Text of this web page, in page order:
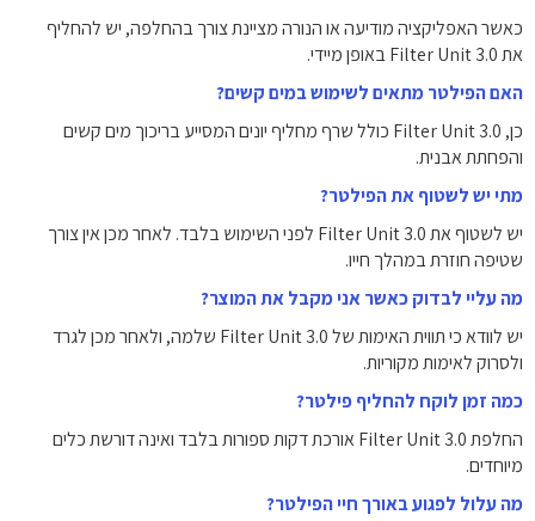
כאשר האפליקציה מודיעה או הנורה מציינת צורך בהחלפה, יש להחליף
את Filter Unit 3.0 באופן מיידי.
האם הפילטר מתאים לשימוש במים קשים?
כן, Filter Unit 3.0 כולל שרף מחליף יונים המסייע בריכוך מים קשים
והפחתת אבנית.
מתי יש לשטוף את הפילטר?
יש לשטוף את Filter Unit 3.0 לפני השימוש בלבד. לאחר מכן אין צורך
שטיפה חוזרת במהלך חייו.
מה עליי לבדוק כאשר אני מקבל את המוצר?
יש לוודא כי תווית האימות של Filter Unit 3.0 שלמה, ולאחר מכן לגרד
ולסרוק לאימות מקוריות.
כמה זמן לוקח להחליף פילטר?
החלפת Filter Unit 3.0 אורכת דקות ספורות בלבד ואינה דורשת כלים
מיוחדים.
מה עלול לפגוע באורך חיי הפילטר?